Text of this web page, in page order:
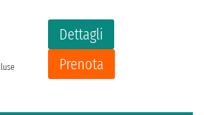
Dettagli
Prenota